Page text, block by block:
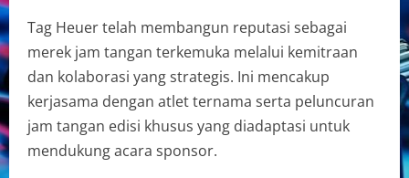
Tag Heuer telah membangun reputasi sebagai
merek jam tangan terkemuka melalui kemitraan
dan kolaborasi yang strategis. Ini mencakup
kerjasama dengan atlet ternama serta peluncuran
jam tangan edisi khusus yang diadaptasi untuk
mendukung acara sponsor.